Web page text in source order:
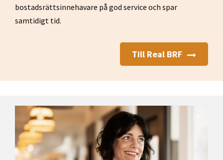
bostadsrättsinnehavare på god service och spar
samtidigt tid.
Till Real BRF